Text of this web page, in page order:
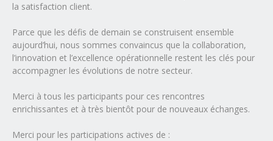
la satisfaction client.
Parce que les défis de demain se construisent ensemble
aujourd’hui, nous sommes convaincus que la collaboration,
l’innovation et l’excellence opérationnelle restent les clés pour
accompagner les évolutions de notre secteur.
Merci à tous les participants pour ces rencontres
enrichissantes et à très bientôt pour de nouveaux échanges.
Merci pour les participations actives de :